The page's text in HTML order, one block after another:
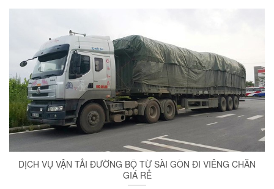
DỊCH VỤ VẬN TẢI ĐƯỜNG BỘ TỪ SÀI GÒN ĐI VIÊNG CHĂN
GIÁ RẺ